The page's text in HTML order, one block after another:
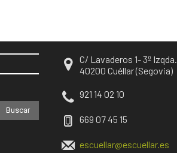
Buscar
C/ Lavaderos 1- 3º Izqda.
40200 Cuéllar (Segovia)
921 14 02 10
669 07 45 15
escuellar@escuellar.es